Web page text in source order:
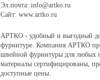
Эл.почта: info@artko.ru
Сайт: www.artko.ru
АРТКО - удобный и выгодный
фурнитуре. Компания АРТКО
швейной фурнитуры для любых
материалы сертифицированы,
доступные цены.